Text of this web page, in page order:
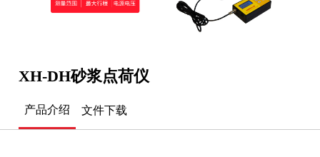
XH-DH砂浆点荷仪
产品介绍 文件下载